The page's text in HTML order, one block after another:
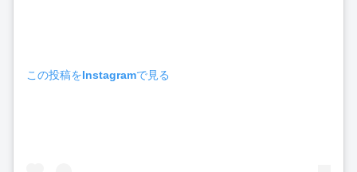
この投稿をInstagramで見る